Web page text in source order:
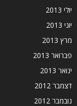
יולי 2013
יוני 2013
מרץ 2013
פברואר 2013
ינואר 2013
דצמבר 2012
נובמבר 2012